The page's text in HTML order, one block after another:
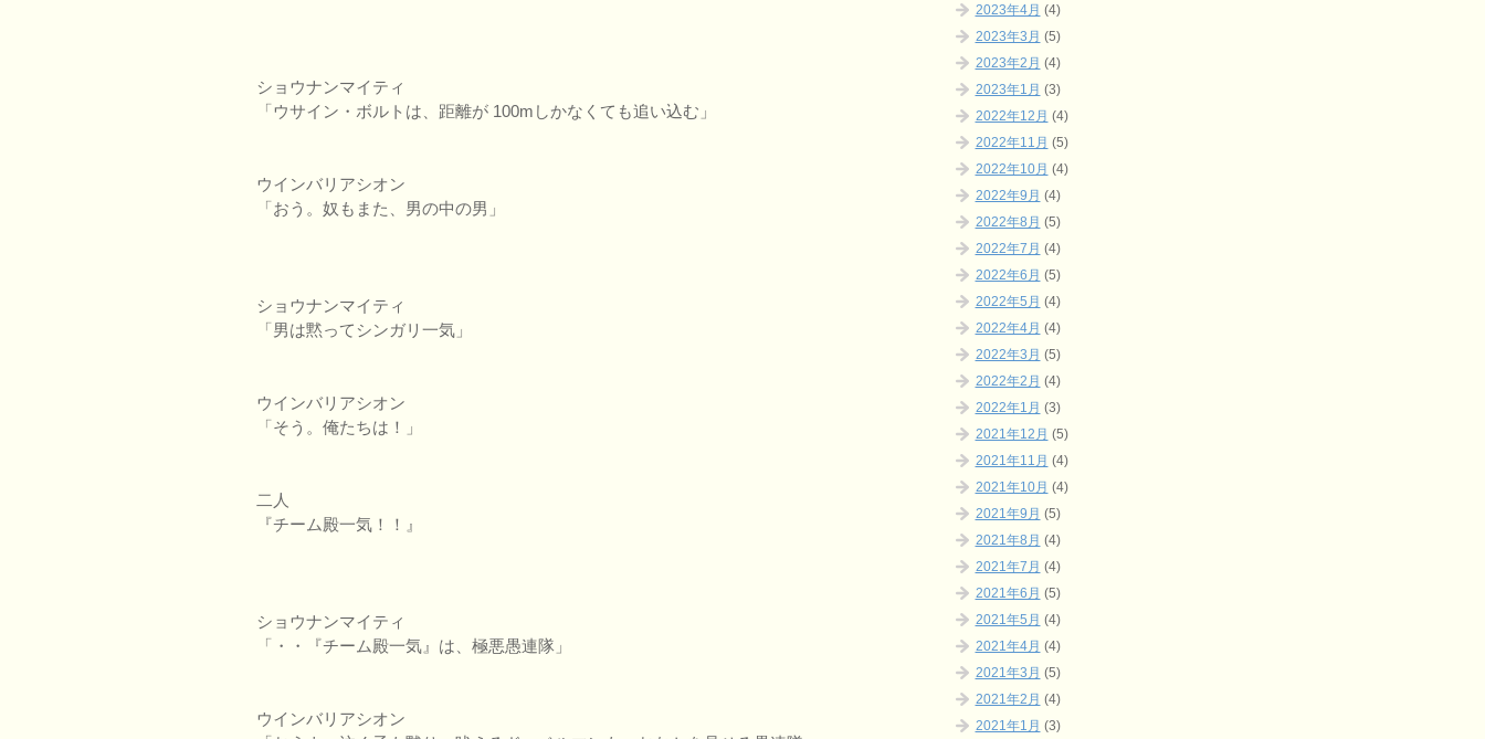
ショウナンマイティ
「ウサイン・ボルトは、距離が 100mしかなくても追い込む」
ウインバリアシオン
「おう。奴もまた、男の中の男」
ショウナンマイティ
「男は黙ってシンガリ一気」
ウインバリアシオン
「そう。俺たちは！」
二人
『チーム殿一気！！』
ショウナンマイティ
「・・『チーム殿一気』は、極悪愚連隊」
ウインバリアシオン
2023年4月 (4)
2023年3月 (5)
2023年2月 (4)
2023年1月 (3)
2022年12月 (4)
2022年11月 (5)
2022年10月 (4)
2022年9月 (4)
2022年8月 (5)
2022年7月 (4)
2022年6月 (5)
2022年5月 (4)
2022年4月 (4)
2022年3月 (5)
2022年2月 (4)
2022年1月 (3)
2021年12月 (5)
2021年11月 (4)
2021年10月 (4)
2021年9月 (5)
2021年8月 (4)
2021年7月 (4)
2021年6月 (5)
2021年5月 (4)
2021年4月 (4)
2021年3月 (5)
2021年2月 (4)
2021年1月 (3)